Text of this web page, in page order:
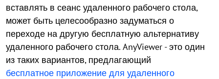
вставлять в сеанс удаленного рабочего стола,
может быть целесообразно задуматься о
переходе на другую бесплатную альтернативу
удаленного рабочего стола. AnyViewer - это один
из таких вариантов, предлагающий
бесплатное приложение для удаленного